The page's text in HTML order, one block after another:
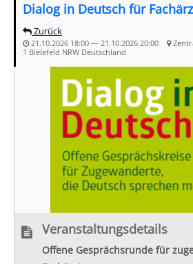
Dialog in Deutsch für
Zurück
21.10.2026 18:00 — 21.10.2026 20:00
1 Bielefeld NRW Deutschland
Veranstaltungsdetails
Offene Gesprächsrunde für